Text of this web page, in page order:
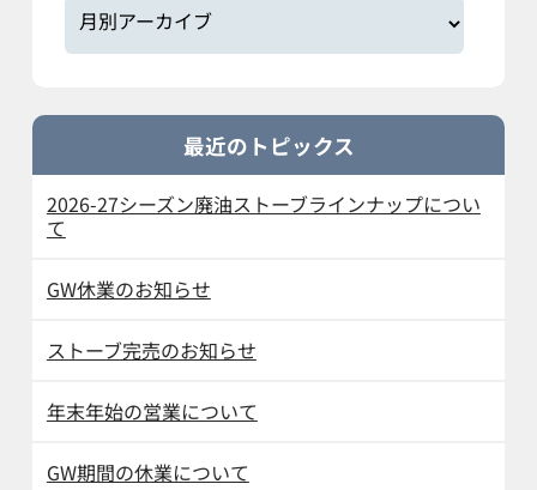
最近のトピックス
2026-27シーズン廃油ストーブラインナップについ
て
GW休業のお知らせ
ストーブ完売のお知らせ
年末年始の営業について
GW期間の休業について